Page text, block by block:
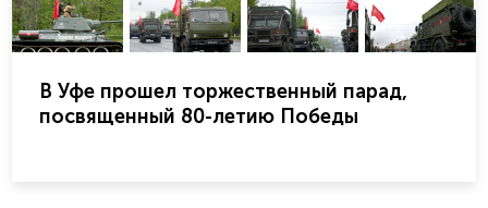
В Уфе прошел торжественный парад,
посвященный 80-летию Победы